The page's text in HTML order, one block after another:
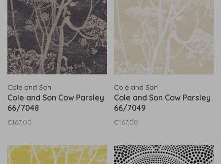
Cole and Son
Cole and Son Cow Parsley
66/7048
€167,00
Cole and Son
Cole and Son Cow Parsley
66/7049
€167,00